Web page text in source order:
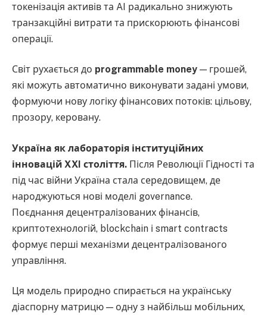
токенізація активів та AI радикально знижують
транзакційні витрати та прискорюють фінансові
операції.
Світ рухається до programmable money — грошей,
які можуть автоматично виконувати задані умови,
формуючи нову логіку фінансових потоків: цільову,
прозору, керовану.
Україна як лабораторія інституційних
інновацій XXI століття. Після Революції Гідності та
під час війни Україна стала середовищем, де
народжуються нові моделі governance.
Поєднання децентралізованих фінансів,
криптотехнологій, blockchain і smart contracts
формує перші механізми децентралізованого
управління.
Ця модель природно спирається на українську
діаспорну матрицю — одну з найбільш мобільних,